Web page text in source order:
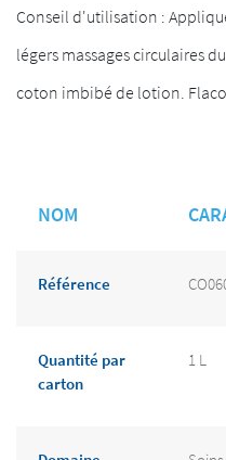
Conseil d'utilisation :
légers massages circulaires
coton imbibé de lotion.
NOM
Référence
Quantité par
carton
1 L